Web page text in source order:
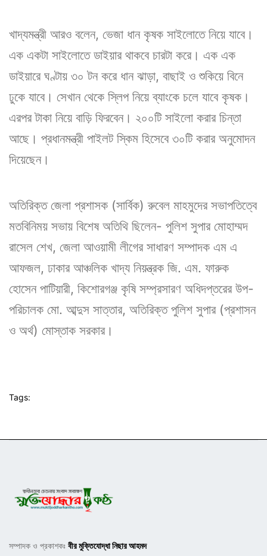
খাদ্যমন্ত্রী আরও বলেন, ভেজা ধান কৃষক সাইলোতে নিয়ে যাবে।
এক একটা সাইলোতে ডাইয়ার থাকবে চারটা করে। এক এক
ডাইয়ারে ঘণ্টায় ৩০ টন করে ধান ঝাড়া, বাছাই ও শুকিয়ে বিনে
ঢুকে যাবে। সেখান থেকে স্লিপ নিয়ে ব্যাংকে চলে যাবে কৃষক।
এরপর টাকা নিয়ে বাড়ি ফিরবেন। ২০০টি সাইলো করার চিন্তা
আছে। প্রধানমন্ত্রী পাইলট স্কিম হিসেবে ৩০টি করার অনুমোদন
দিয়েছেন।
অতিরিক্ত জেলা প্রশাসক (সার্বিক) রুবেল মাহমুদের সভাপতিত্বে
মতবিনিময় সভায় বিশেষ অতিথি ছিলেন- পুলিশ সুপার মোহাম্মদ
রাসেল শেখ, জেলা আওয়ামী লীগের সাধারণ সম্পাদক এম এ
আফজল, ঢাকার আঞ্চলিক খাদ্য নিয়ন্ত্রক জি. এম. ফারুক
হোসেন পাটিয়ারী, কিশোরগঞ্জ কৃষি সম্প্রসারণ অধিদপ্তরের উপ-
পরিচালক মো. আব্দুস সাত্তার, অতিরিক্ত পুলিশ সুপার (প্রশাসন
ও অর্থ) মোস্তাক সরকার।
Tags:
সম্পাদক ও প্রকাশকঃ বীর মুক্তিযোদ্ধা নিছার আহমদ